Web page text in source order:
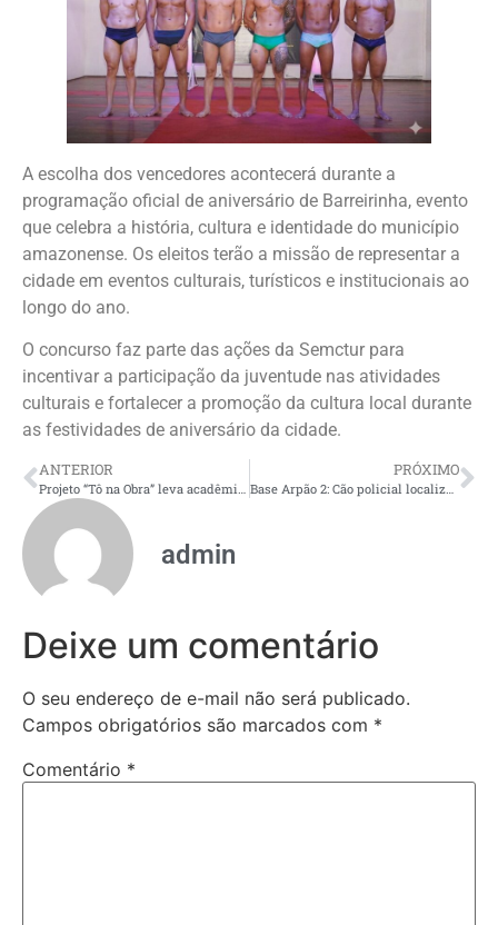
A escolha dos vencedores acontecerá durante a
programação oficial de aniversário de Barreirinha, evento
que celebra a história, cultura e identidade do município
amazonense. Os eleitos terão a missão de representar a
cidade em eventos culturais, turísticos e institucionais ao
longo do ano.
O concurso faz parte das ações da Semctur para
incentivar a participação da juventude nas atividades
culturais e fortalecer a promoção da cultura local durante
as festividades de aniversário da cidade.
ANTERIOR
Projeto “Tô na Obra” leva acadêmicos para conhecer obras do Prosai Parintins
PRÓXIMO
Base Arpão 2: Cão policial localiza mais de 13 quilos de maconha escondidos em mala durante abordagem
admin
Deixe um comentário
O seu endereço de e-mail não será publicado.
Campos obrigatórios são marcados com *
Comentário *